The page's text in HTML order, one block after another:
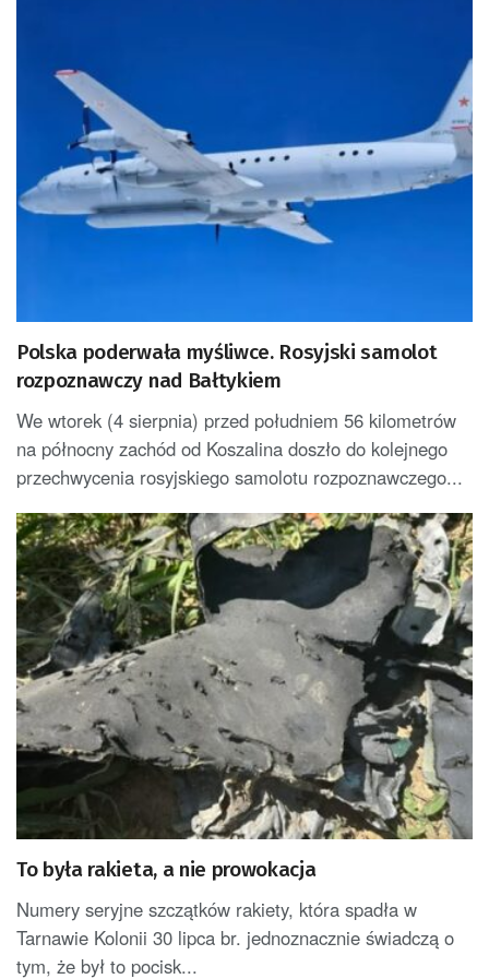
Polska poderwała myśliwce. Rosyjski samolot
rozpoznawczy nad Bałtykiem
We wtorek (4 sierpnia) przed południem 56 kilometrów
na północny zachód od Koszalina doszło do kolejnego
przechwycenia rosyjskiego samolotu rozpoznawczego...
To była rakieta, a nie prowokacja
Numery seryjne szczątków rakiety, która spadła w
Tarnawie Kolonii 30 lipca br. jednoznacznie świadczą o
tym, że był to pocisk...